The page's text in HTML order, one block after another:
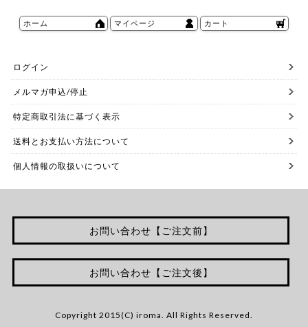
ホーム マイページ カート
ログイン
メルマガ申込/停止
特定商取引法に基づく表示
送料とお支払い方法について
個人情報の取扱いについて
お問い合わせ【ご注文前】
お問い合わせ【ご注文後】
Copyright 2015(C) iroma. All Rights Reserved.